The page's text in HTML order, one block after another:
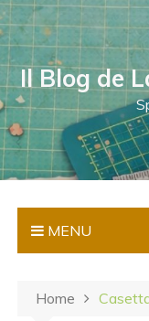
S
a
a
a
l
c
Il Blog de
MENU
Home